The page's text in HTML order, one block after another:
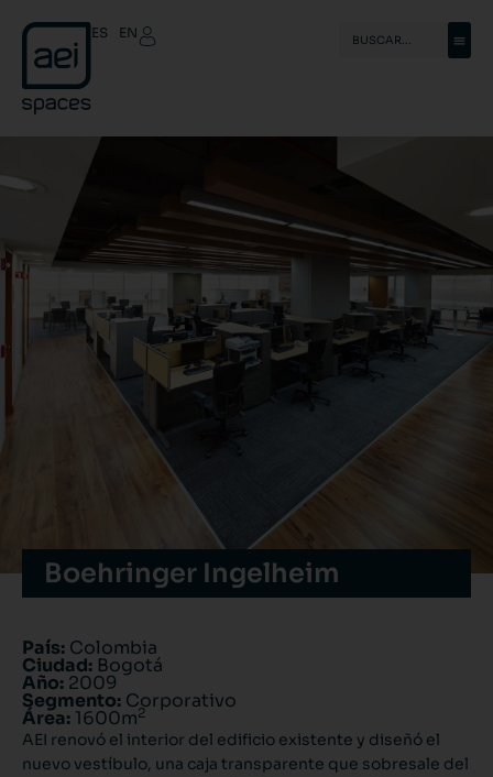
ES EN
Boehringer Ingelheim
País: Colombia
Ciudad: Bogotá
Año: 2009
Segmento: Corporativo
Área: 1600m2
AEI renovó el interior del edificio existente y diseñó el
nuevo vestíbulo, una caja transparente que sobresale del